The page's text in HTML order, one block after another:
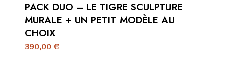
PACK DUO – LE TIGRE SCULPTURE
MURALE + UN PETIT MODÈLE AU
CHOIX
390,00€